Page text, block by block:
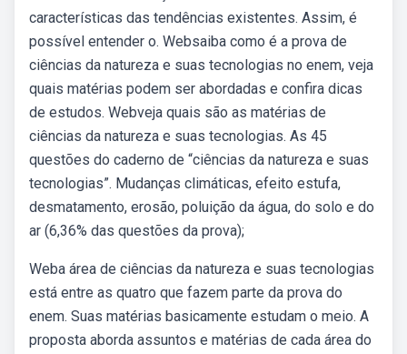
características das tendências existentes. Assim, é
possível entender o. Websaiba como é a prova de
ciências da natureza e suas tecnologias no enem, veja
quais matérias podem ser abordadas e confira dicas
de estudos. Webveja quais são as matérias de
ciências da natureza e suas tecnologias. As 45
questões do caderno de “ciências da natureza e suas
tecnologias”. Mudanças climáticas, efeito estufa,
desmatamento, erosão, poluição da água, do solo e do
ar (6,36% das questões da prova);
Weba área de ciências da natureza e suas tecnologias
está entre as quatro que fazem parte da prova do
enem. Suas matérias basicamente estudam o meio. A
proposta aborda assuntos e matérias de cada área do